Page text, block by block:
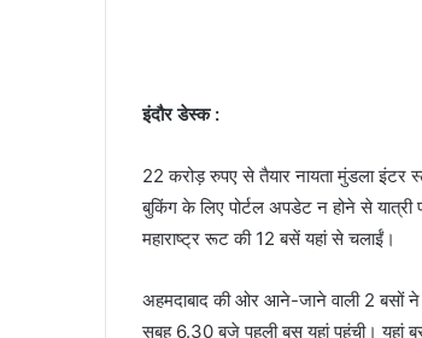
इंदौर डेस्क :
22 करोड़ रुपए से तैयार नायता मुंडला इंटर
बुकिंग के लिए पोर्टल अपडेट न होने से
महाराष्ट्र रूट की 12 बसें यहां से चलाईं।
अहमदाबाद की ओर आने-जाने वाली 2 बसों
सुबह 6.30 बजे पहली बस यहां पहुंची। यहां